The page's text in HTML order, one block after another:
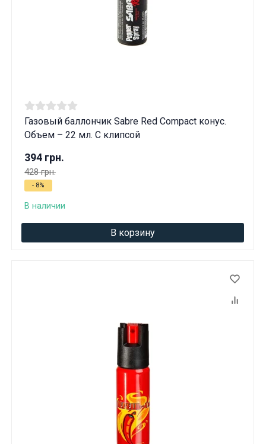
Газовый баллончик Sabre Red Compact конус.
Объем – 22 мл. С клипсой
394 грн.
428 грн.
- 8%
В наличии
В корзину